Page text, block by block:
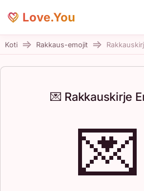
Love.You
Koti Rakkaus-emojit
💌 Rakkauskirje
💌